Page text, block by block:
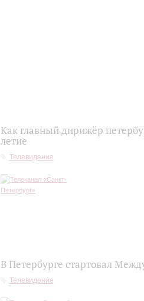
Как главный дирижёр
летие
Телевидение
В Петербурге стартовал
Телевидение